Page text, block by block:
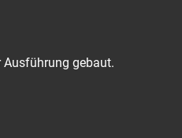
Ausführung gebaut.